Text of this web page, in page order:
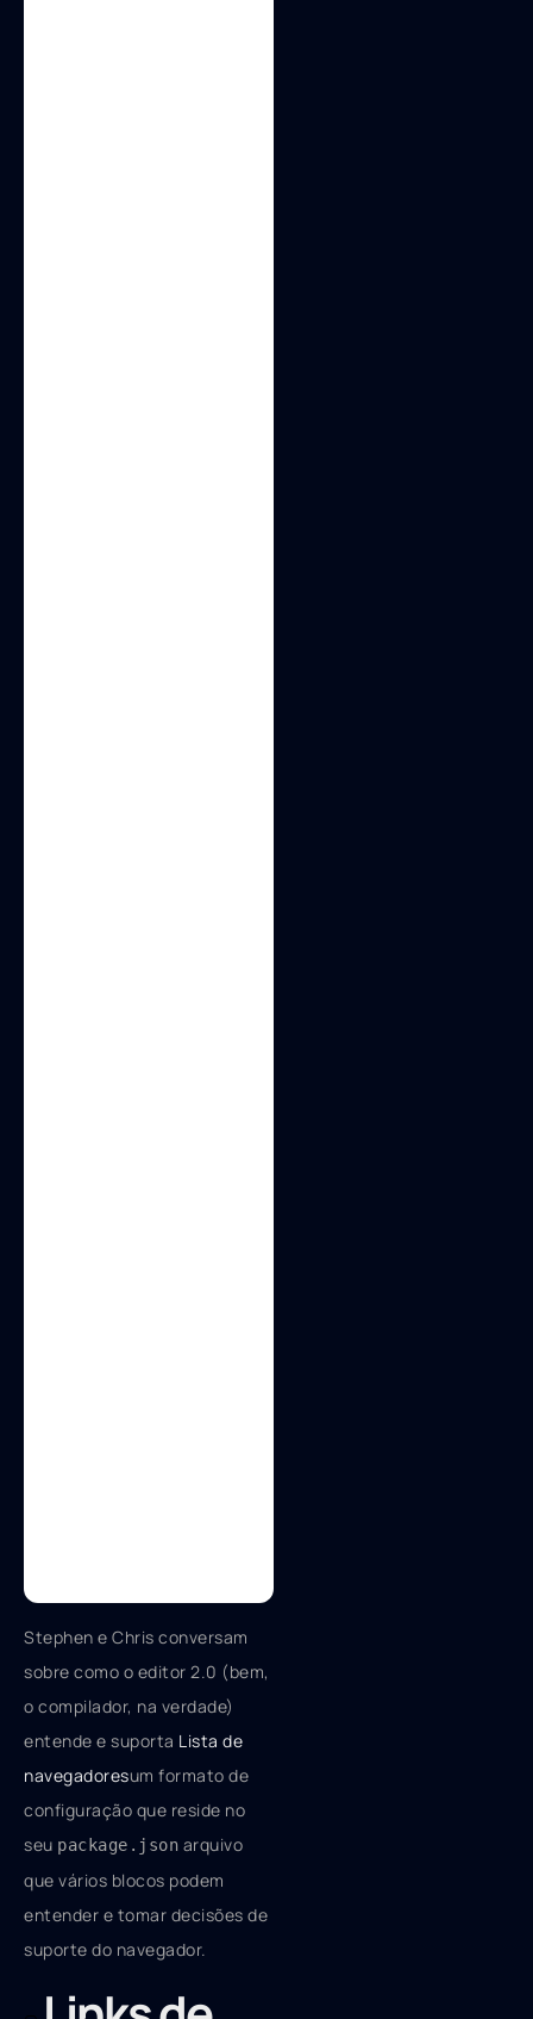
Stephen e Chris conversam
sobre como o editor 2.0 (bem,
o compilador, na verdade)
entende e suporta Lista de
navegadoresum formato de
configuração que reside no
seu package.json arquivo
que vários blocos podem
entender e tomar decisões de
suporte do navegador.